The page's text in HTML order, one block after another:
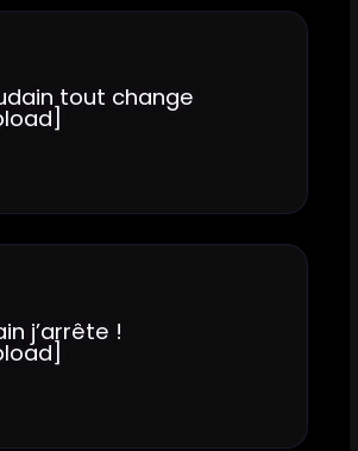
tout change
j’arrête !